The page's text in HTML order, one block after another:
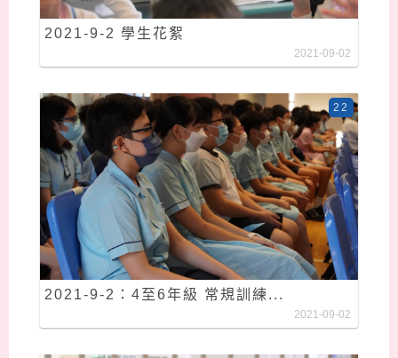
2021-9-2 學生花絮
2021-09-02
2021-9-2：4至6年級 常規訓練...
22
2021-09-02